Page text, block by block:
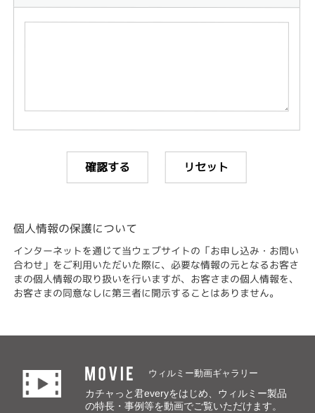
個人情報の保護について
インターネットを通じて当ウェブサイトの「お申し込み・お問い
合わせ」をご利用いただいた際に、必要な情報の元となるお客さ
まの個人情報の取り扱いを行いますが、お客さまの個人情報を、
お客さまの同意なしに第三者に開示することはありません。
MOVIE
ウィルミー動画ギャラリー
カチャっと君everyをはじめ、ウィルミー製品
の特長・事例等を動画でご覧いただけます。